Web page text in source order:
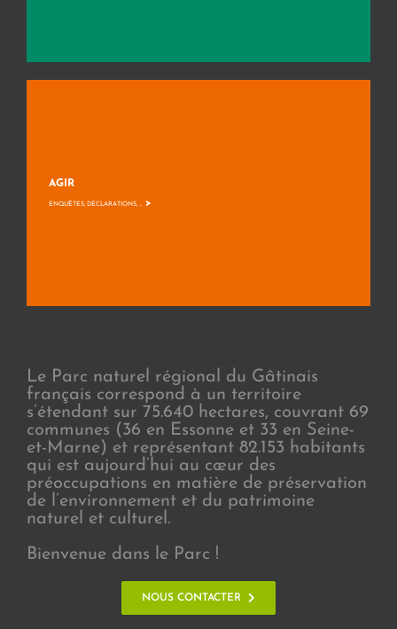
AGIR
ENQUÊTES, DÉCLARATIONS, ... >
Le Parc naturel régional du Gâtinais
français correspond à un territoire
s’étendant sur 75.640 hectares, couvrant 69
communes (36 en Essonne et 33 en Seine-
et-Marne) et représentant 82.153 habitants
qui est aujourd’hui au cœur des
préoccupations en matière de préservation
de l’environnement et du patrimoine
naturel et culturel.
Bienvenue dans le Parc !
NOUS CONTACTER